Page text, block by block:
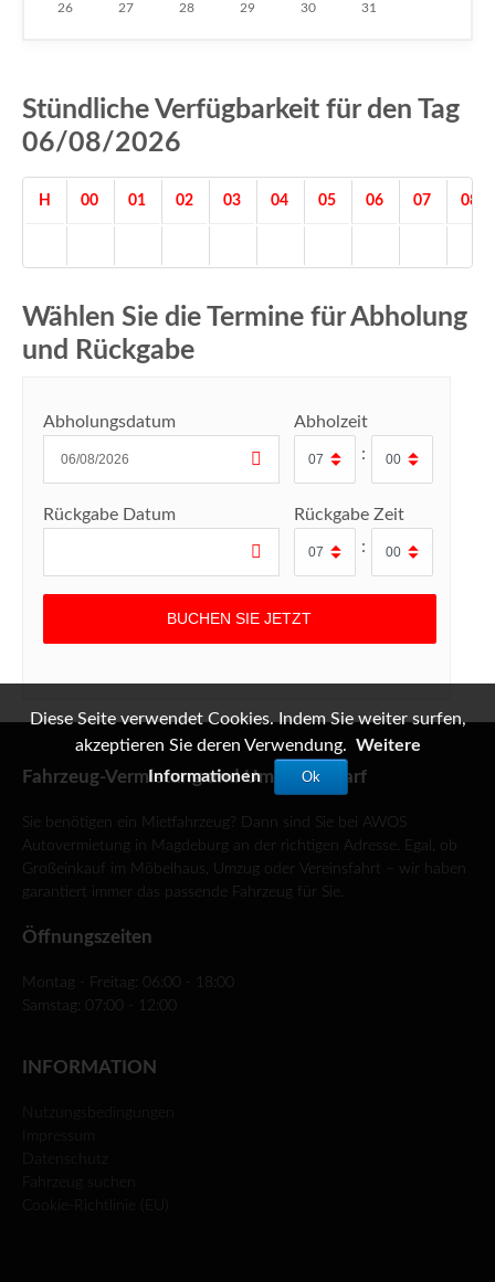
26 27 28 29 30 31
Stündliche Verfügbarkeit für den Tag
06/08/2026
H 00 01 02 03 04 05 06 07 08
Wählen Sie die Termine für Abholung
und Rückgabe
Abholungsdatum
Abholzeit
:
Rückgabe Datum
Rückgabe Zeit
:
Fahrzeug-Vermietung und Umzugsbedarf
Sie benötigen ein Mietfahrzeug? Dann sind Sie bei AWOS
Autovermietung in Magdeburg an der richtigen Adresse. Egal, ob
Großeinkauf im Möbelhaus, Umzug oder Vereinsfahrt – wir haben
garantiert immer das passende Fahrzeug für Sie.
Öffnungszeiten
Montag - Freitag: 06:00 - 18:00
Samstag: 07:00 - 12:00
INFORMATION
Nutzungsbedingungen
Fahrzeug suchen
Cookie-Richtlinie (EU)
Diese Seite verwendet Cookies. Indem Sie weiter surfen,
akzeptieren Sie deren Verwendung. Weitere
Informationen
Ok